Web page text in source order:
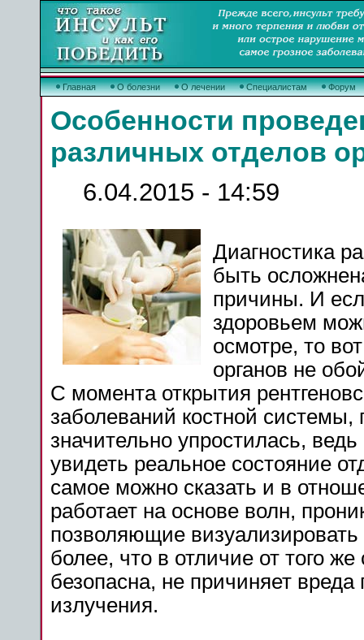
Главная О болезни О лечении Специалистам Форум
Особенности
различных отделов
6.04.2015 - 14:59
Диагностика
быть
причины. И
здоровьем
осмотре, то
органов не
С момента открытия
заболеваний костной
значительно упростилась,
увидеть реальное состояние
самое можно сказать и в
работает на основе волн,
позволяющие
более, что в отличие от того
безопасна, не причиняет вреда
излучения.